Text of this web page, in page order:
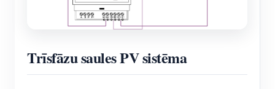
Trīsfāzu saules PV sistēma